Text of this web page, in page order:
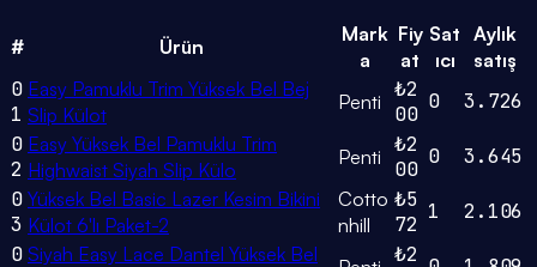
# Ürün
Mark
a
Fiy
at
Sat
ıcı
Aylık
satış
0
1
Easy Pamuklu Trim Yüksek Bel Bej
Slip Külot
Penti ₺2
00
0
3.726
0
2
Easy Yüksek Bel Pamuklu Trim
Highwaist Siyah Slip Külo
Penti ₺2
00
0
3.645
0
3
Yüksek Bel Basic Lazer Kesim Bikini
Külot 6'lı Paket-2
Cotto
nhill
₺5
72
1
2.106
0 Siyah Easy Lace Dantel Yüksek Bel
₺2